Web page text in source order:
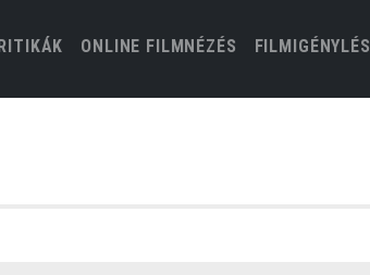
ONLINE FILMNÉZÉS FILMIGÉNYLÉS